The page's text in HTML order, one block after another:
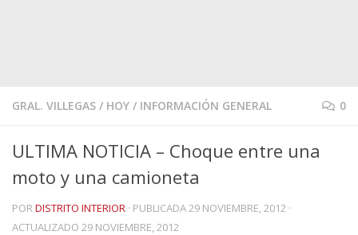
GRAL. VILLEGAS / HOY / INFORMACIÓN GENERAL 0
ULTIMA NOTICIA – Choque entre una
moto y una camioneta
PORDISTRITO INTERIOR · PUBLICADA29 NOVIEMBRE, 2012 ·
ACTUALIZADO 29 NOVIEMBRE, 2012